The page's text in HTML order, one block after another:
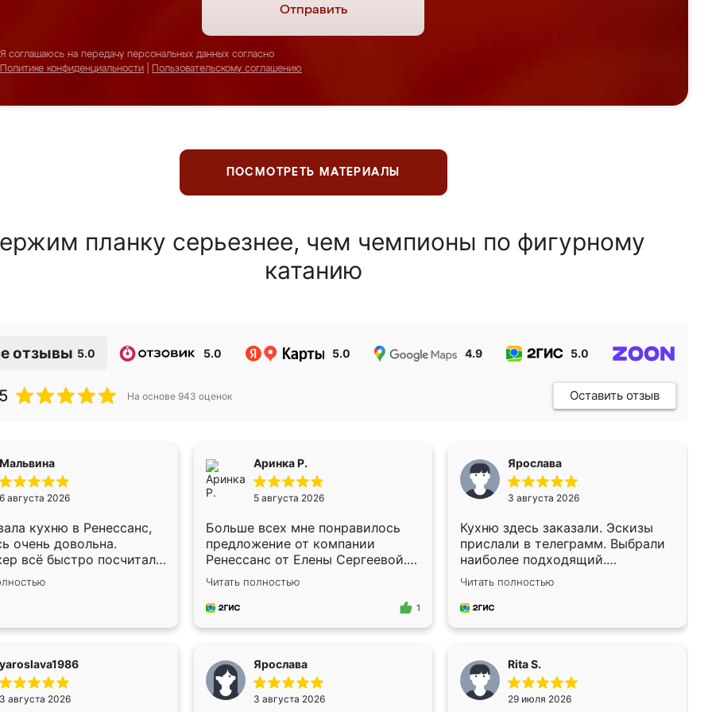
Отправить
Я соглашаюсь на передачу персональных данных согласно
Политике конфиденциальности
Пользовательскому соглашению
ПОСМОТРЕТЬ МАТЕРИАЛЫ
планку серьезнее, чем чемпионы по фигурному
катанию
отзывы 5.0 5.0 5.0 4.9 5.0
На основе 943 оценок Оставить отзыв
Мальвина
6 августа 2026
кухню в Ренессанс,
очень довольна.
всё быстро посчитала,
отвечала сразу.
приехал в субботу,
отличное, ящики ходят
не скрипит. Всё
как влитое.
Аринка Р.
5 августа 2026
Больше всех мне понравилось
предложение от компании
Ренессанс от Елены Сергеевой.
Подходяшщая цена и короткие
сроки изготовления.
Приехавший для замера
Немного его видоизменил,
получилось даже лучше, чем я
хотела.
Читать полностью
1
Ярослава
3 августа 2026
Кухню здесь заказали. Эскизы
прислали в телеграмм. Выбрали
наиболее подходящий.
Согласовали день для замера.
Через 3 недели кухня была уже
готова. Остались довольны
Читать полностью
yaroslava1986
3 августа 2026
Ярослава
3 августа 2026
Rita S.
29 июля 2026